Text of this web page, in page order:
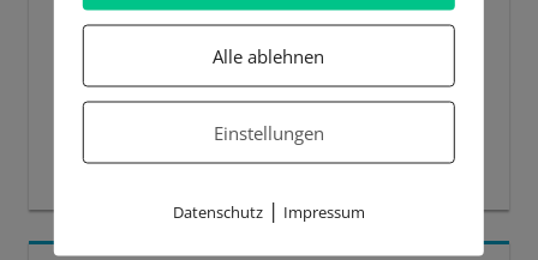
Alle ablehnen
Einstellungen
Datenschutz| Impressum